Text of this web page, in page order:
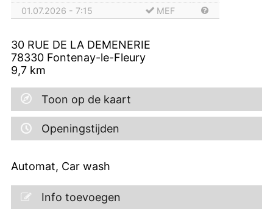
01.07.2026 - 7:15 MEF
30 RUE DE LA DEMENERIE
78330 Fontenay-le-Fleury
9,7 km
Toon op de kaart
Openingstijden
Automat, Car wash
Info toevoegen